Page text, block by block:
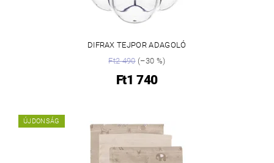
DIFRAX TEJPOR ADAGOLÓ
Ft2 490(–30 %)
Ft1 740
ÚJDONSÁG